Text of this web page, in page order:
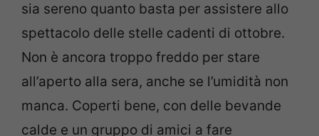
sia sereno quanto basta per assistere allo
spettacolo delle stelle cadenti di ottobre.
Non è ancora troppo freddo per stare
all’aperto alla sera, anche se l’umidità non
manca. Coperti bene, con delle bevande
calde e un gruppo di amici a fare